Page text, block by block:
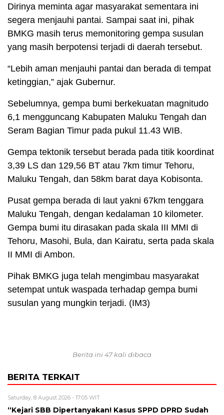
Dirinya meminta agar masyarakat sementara ini
segera menjauhi pantai. Sampai saat ini, pihak
BMKG masih terus memonitoring gempa susulan
yang masih berpotensi terjadi di daerah tersebut.
“Lebih aman menjauhi pantai dan berada di tempat
ketinggian,” ajak Gubernur.
Sebelumnya, gempa bumi berkekuatan magnitudo
6,1 mengguncang Kabupaten Maluku Tengah dan
Seram Bagian Timur pada pukul 11.43 WIB.
Gempa tektonik tersebut berada pada titik koordinat
3,39 LS dan 129,56 BT atau 7km timur Tehoru,
Maluku Tengah, dan 58km barat daya Kobisonta.
Pusat gempa berada di laut yakni 67km tenggara
Maluku Tengah, dengan kedalaman 10 kilometer.
Gempa bumi itu dirasakan pada skala III MMI di
Tehoru, Masohi, Bula, dan Kairatu, serta pada skala
II MMI di Ambon.
Pihak BMKG juga telah mengimbau masyarakat
setempat untuk waspada terhadap gempa bumi
susulan yang mungkin terjadi. (IM3)
Berita ini 47 kali dibaca
BERITA TERKAIT
Saturday, 8 August 2026 - 17:05 WIT
“Kejari SBB Dipertanyakan! Kasus SPPD DPRD Sudah